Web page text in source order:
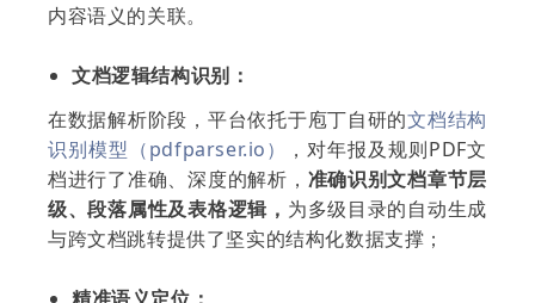
内容语义的关联。
文档逻辑结构识别：
在数据解析阶段，平台依托于庖丁自研的文档结构
识别模型（pdfparser.io）
，对年报及规则PDF文
档进行了准确、深度的解析， 准确识别文档章节层
级、段落属性及表格逻辑， 为多级目录的自动生成
与跨文档跳转提供了坚实的结构化数据支撑；